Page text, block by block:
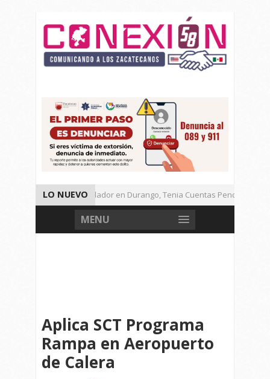
LO NUEVO
Detienen a Defraudador en Durango, Tenia Cuentas Pendientes en
Presenta Presidenta Sheinbaum, 10 Acciones Para Explotación de
MENU
Aplica SCT Programa
Rampa en Aeropuerto
de Calera